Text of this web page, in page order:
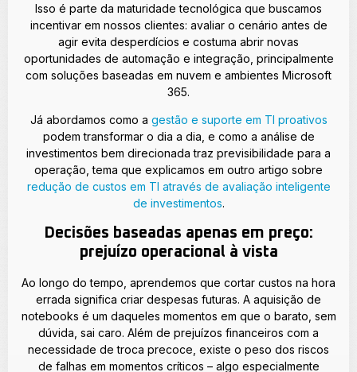
Isso é parte da maturidade tecnológica que buscamos
incentivar em nossos clientes: avaliar o cenário antes de
agir evita desperdícios e costuma abrir novas
oportunidades de automação e integração, principalmente
com soluções baseadas em nuvem e ambientes Microsoft
365.
Já abordamos como a gestão e suporte em TI proativos
podem transformar o dia a dia, e como a análise de
investimentos bem direcionada traz previsibilidade para a
operação, tema que explicamos em outro artigo sobre
redução de custos em TI através de avaliação inteligente
de investimentos.
Decisões baseadas apenas em preço:
prejuízo operacional à vista
Ao longo do tempo, aprendemos que cortar custos na hora
errada significa criar despesas futuras. A aquisição de
notebooks é um daqueles momentos em que o barato, sem
dúvida, sai caro. Além de prejuízos financeiros com a
necessidade de troca precoce, existe o peso dos riscos
de falhas em momentos críticos – algo especialmente